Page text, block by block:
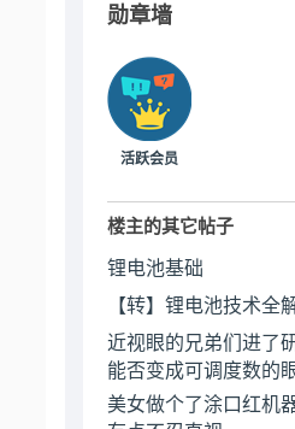
勋章墙
活跃会员
楼主的其它帖子
锂电池基础
【转】锂电池技术全
近视眼的兄弟们进了
能否变成可调度数的
美女做个了涂口红机